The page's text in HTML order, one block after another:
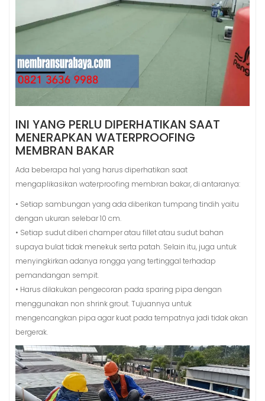
INI YANG PERLU DIPERHATIKAN SAAT
MENERAPKAN WATERPROOFING
MEMBRAN BAKAR
Ada beberapa hal yang harus diperhatikan saat
mengaplikasikan waterproofing membran bakar, di antaranya:
• Setiap sambungan yang ada diberikan tumpang tindih yaitu
dengan ukuran selebar 10 cm.
• Setiap sudut diberi champer atau fillet atau sudut bahan
supaya bulat tidak menekuk serta patah. Selain itu, juga untuk
menyingkirkan adanya rongga yang tertinggal terhadap
pemandangan sempit.
• Harus dilakukan pengecoran pada sparing pipa dengan
menggunakan non shrink grout. Tujuannya untuk
mengencangkan pipa agar kuat pada tempatnya jadi tidak akan
bergerak.